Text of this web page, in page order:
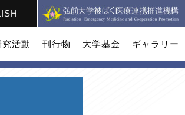
究活動 刊行物 大学基金 ギャラリー